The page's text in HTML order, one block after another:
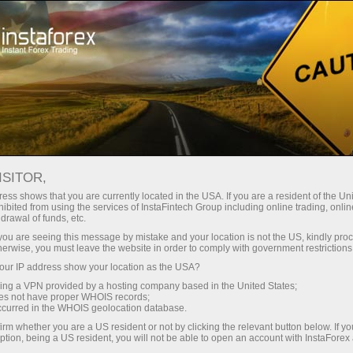
Pour les traders débutants Informations utiles
Useful tips from
InstaForex
Les matériaux les plus utiles et instruments pour
chaque commerçant débutant dans le Forex sont
présentées dans cette section. Ici vous pouvez
vous procurer ou familiarisé avec toutes les
choses nécessaires à la préparation aux métiers
shows that you are currently located in the USA. If you are a resident of the
from using the services of InstaFintech Group including online trading,
of funds, etc.
are seeing this message by mistake and your location is not the US, kindly
you must leave the website in order to comply with government
IP address show your location as the USA?
a VPN provided by a hosting company based in the United States;
not have proper WHOIS records;
in the WHOIS geolocation database.
whether you are a US resident or not by clicking the relevant button below. If
being a US resident, you will not be able to open an account with InstaForex